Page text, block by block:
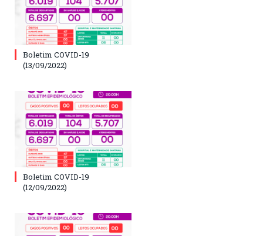
Boletim COVID-19
(13/09/2022)
Boletim COVID-19
(12/09/2022)